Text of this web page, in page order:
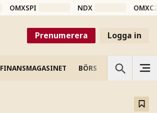
OMXSPI NDX
Prenumerera Logga in
FINANSMAGASINET BÖRS VETENSKAP